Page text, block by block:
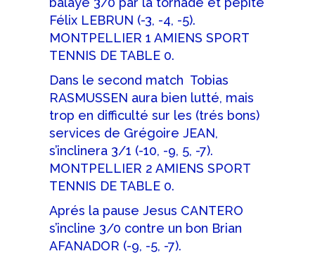
Félix LEBRUN (-3, -4, -5).
MONTPELLIER 1 AMIENS SPORT
TENNIS DE TABLE 0.
Dans le second match Tobias
RASMUSSEN aura bien lutté, mais
trop en difficulté sur les (trés bons)
services de Grégoire JEAN,
s’inclinera 3/1 (-10, -9, 5, -7).
MONTPELLIER 2 AMIENS SPORT
TENNIS DE TABLE 0.
Aprés la pause Jesus CANTERO
s’incline 3/0 contre un bon Brian
AFANADOR (-9, -5, -7).